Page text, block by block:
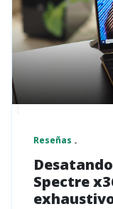
Reseñas
Spectre